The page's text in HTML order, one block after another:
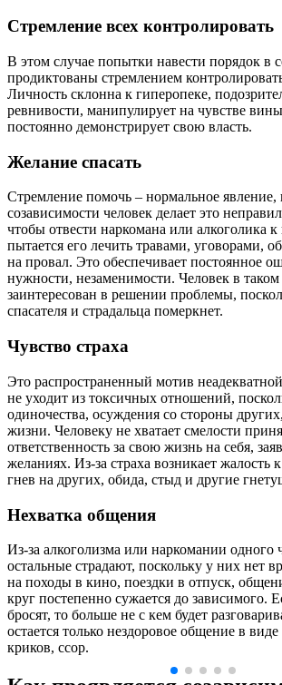
Стремление всех контролировать
В этом случае попытки навести порядок в
продиктованы стремлением
Личность склонна к гиперопеке,
ревнивости, манипулирует на чувстве
постоянно демонстрирует свою власть.
Желание спасать
Стремление помочь – нормальное явление,
созависимости человек делает это
чтобы отвести наркомана или алкоголика к
пытается его лечить травами, уговорами,
на провал. Это обеспечивает постоянное
нужности, незаменимости. Человек в
заинтересован в решении проблемы,
спасателя и страдальца померкнет.
Чувство страха
Это распространенный мотив
не уходит из токсичных отношений,
одиночества, осуждения со стороны
жизни. Человеку не хватает смелости
ответственность за свою жизнь на себя,
желаниях. Из-за страха возникает жалость
гнев на других, обида, стыд и другие
Нехватка общения
Из-за алкоголизма или наркомании одного
остальные страдают, поскольку у них нет
на походы в кино, поездки в отпуск,
круг постепенно сужается до зависимого.
бросят, то больше не с кем будет
остается только нездоровое общение в виде
криков, ссор.